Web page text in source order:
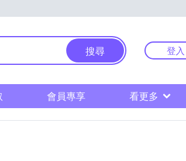
搜尋 登入
會員專享 看更多